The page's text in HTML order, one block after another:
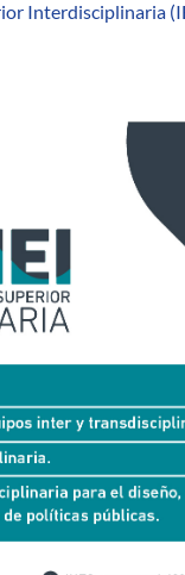
Interdisciplinaria